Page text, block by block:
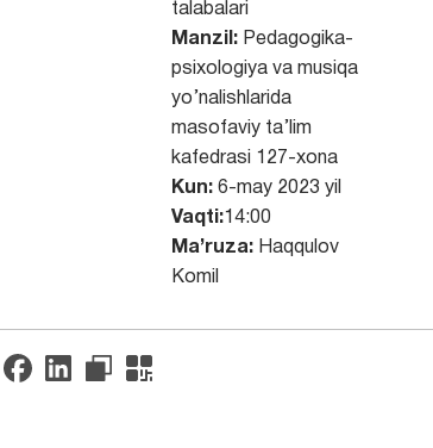
talabalari
Manzil:Pedagogika-
psixologiya va musiqa
yo’nalishlarida
masofaviy ta’lim
kafedrasi 127-xona
Kun: 6-may 2023 yil
Vaqti:14:00
Ma’ruza:Haqqulov
Komil